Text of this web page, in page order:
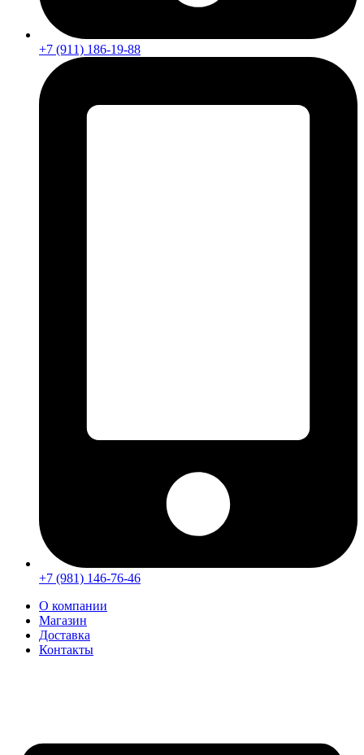
+7 (911) 186-19-88
+7 (981) 146-76-46
О компании
Магазин
Доставка
Контакты